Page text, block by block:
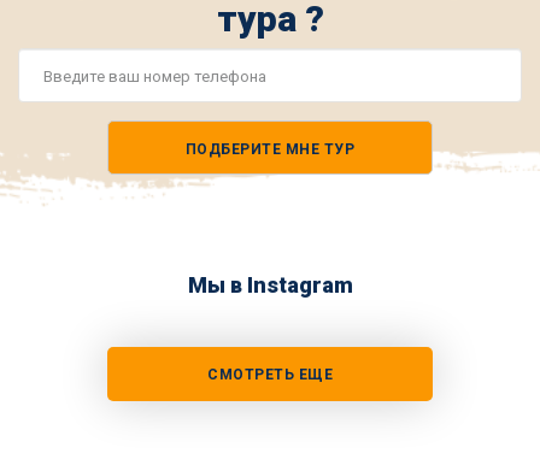
тура ?
ПОДБЕРИТЕ МНЕ ТУР
Мы в Instagram
СМОТРЕТЬ ЕЩЕ